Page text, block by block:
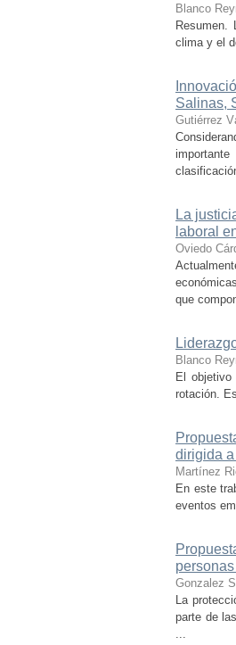
Blanco
Resumen.
clima y el
Salinas,
Gutiérrez
La
laboral
Oviedo
que
Blanco
El
rotación.
dirigida
Martínez
En este
eventos
Gonzalez
La
parte de
...